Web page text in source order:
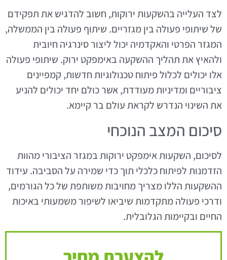
לצד העלייה בהשקעות ירוקות, חשוב להדגיש את תפקידם
של שיתופי פעולה בין מגזריים. שיתוף פעולה בין הממשלה,
המגזר הפרטי והאקדמיה יכול ליצור סינרגיה חיובית
ולהאיץ את תהליך ההשקעה באימפקט ירוק. שיתופי פעולה
אלו יכולים לכלול פיתוח טכנולוגיות חדשות, קמפיינים
ציבוריים ומדיניות מעודדת, אשר כולם יחד יכולים להניע
את השינוי הנדרש לקראת עולם בר קיימא.
סיכום המצב הנוכחי
לסיכום, השקעות אימפקט ירוקות במגזר הציבורי מהוות
הזדמנות לפיתוח כלכלי תוך כדי שמירה על הסביבה. עידוד
ההשקעות הללו מצריך מחויבות משותפת של כל הגורמים,
ודרכי פעולה מתקדמות שיביאו לשיפור משמעותי באיכות
החיים ובקיימות הגלובלית.